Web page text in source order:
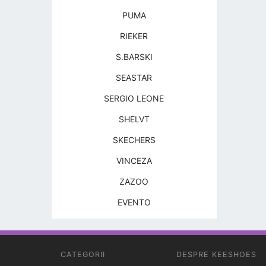
PUMA
RIEKER
S.BARSKI
SEASTAR
SERGIO LEONE
SHELVT
SKECHERS
VINCEZA
ZAZOO
EVENTO
CATEGORII DESPRE KEESHOES